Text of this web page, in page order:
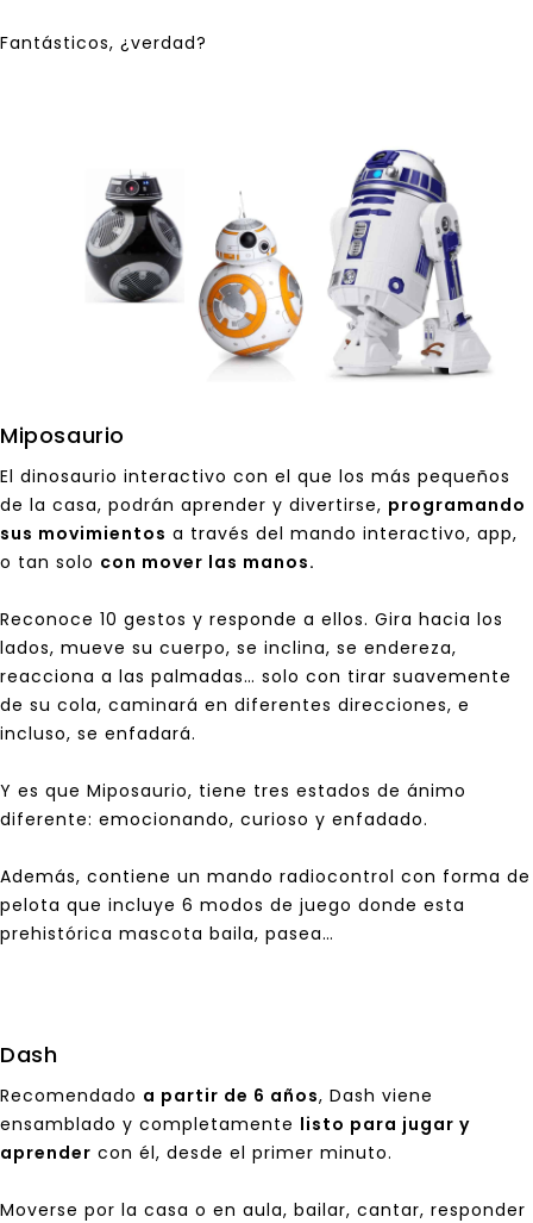
Fantásticos, ¿verdad?
Miposaurio
El dinosaurio interactivo con el que los más pequeños
de la casa, podrán aprender y divertirse, programando
sus movimientos a través del mando interactivo, app,
o tan solo con mover las manos.
Reconoce 10 gestos y responde a ellos. Gira hacia los
lados, mueve su cuerpo, se inclina, se endereza,
reacciona a las palmadas… solo con tirar suavemente
de su cola, caminará en diferentes direcciones, e
incluso, se enfadará.
Y es que Miposaurio, tiene tres estados de ánimo
diferente: emocionando, curioso y enfadado.
Además, contiene un mando radiocontrol con forma de
pelota que incluye 6 modos de juego donde esta
prehistórica mascota baila, pasea…
Dash
Recomendado a partir de 6 años, Dash viene
ensamblado y completamente listo para jugar y
aprender con él, desde el primer minuto.
Moverse por la casa o en aula, bailar, cantar, responder